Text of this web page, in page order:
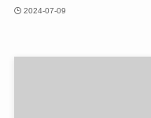
2024-07-09